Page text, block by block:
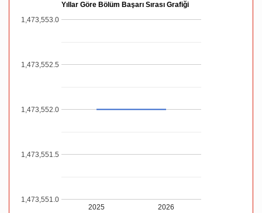
Yıllar Göre Bölüm Başarı Sırası Grafiği
2025 2026
1,473,551.0
1,473,551.5
1,473,552.0
1,473,552.5
1,473,553.0